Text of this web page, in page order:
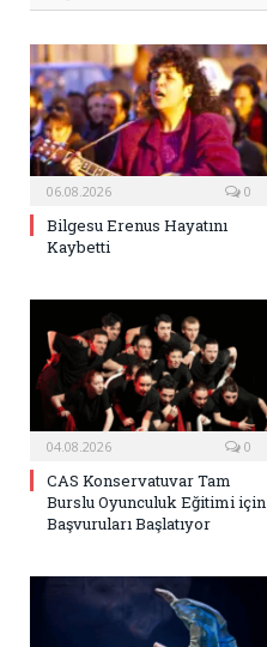
06.08.2026 0
Bilgesu Erenus Hayatını
Kaybetti
04.08.2026 0
CAS Konservatuvar Tam
Burslu Oyunculuk Eğitimi için
Başvuruları Başlatıyor